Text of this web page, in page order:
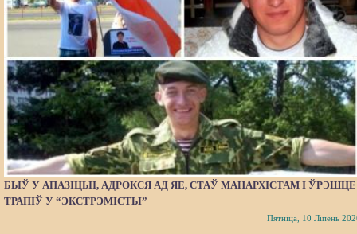
БЫЎ У АПАЗІЦЫІ, АДРОКСЯ АД ЯЕ, СТАЎ МАНАРХІСТАМ І ЎРЭШЦЕ
ТРАПІЎ У “ЭКСТРЭМІСТЫ”
Пятніца, 10 Ліпень